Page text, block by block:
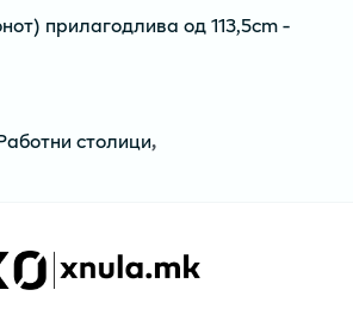
прилагодлива од 113,5cm -
столици,